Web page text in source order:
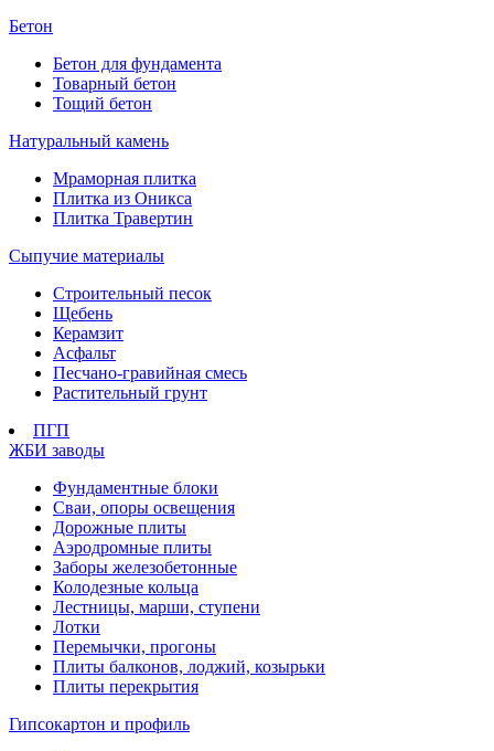
Бетон
Бетон для фундамента
Товарный бетон
Тощий бетон
Натуральный камень
Мраморная плитка
Плитка из Оникса
Плитка Травертин
Сыпучие материалы
Строительный песок
Щебень
Керамзит
Асфальт
Песчано-гравийная смесь
Растительный грунт
ПГП
ЖБИ заводы
Фундаментные блоки
Сваи, опоры освещения
Дорожные плиты
Аэродромные плиты
Заборы железобетонные
Колодезные кольца
Лестницы, марши, ступени
Лотки
Перемычки, прогоны
Плиты балконов, лоджий, козырьки
Плиты перекрытия
Гипсокартон и профиль